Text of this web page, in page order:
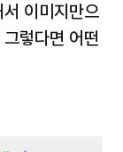
이미지만으
렇다면 어떤